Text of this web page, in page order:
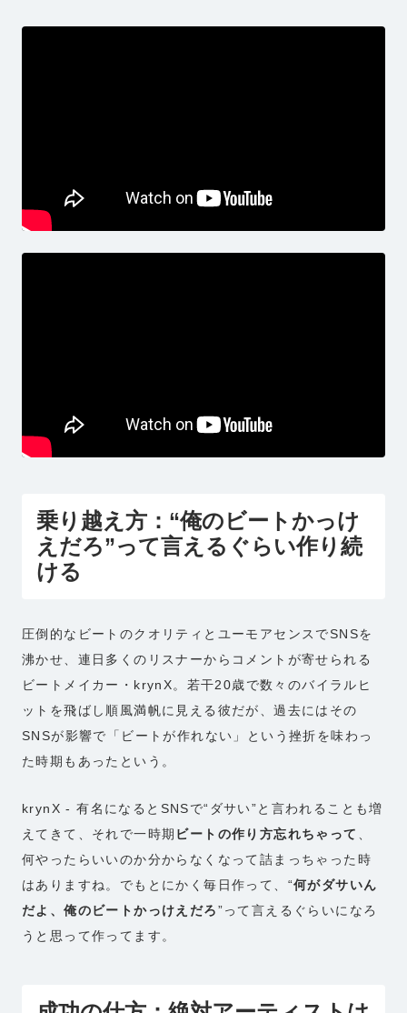
乗り越え方：“俺のビートかっけ
えだろ”って言えるぐらい作り続
ける
圧倒的なビートのクオリティとユーモアセンスでSNSを
沸かせ、連日多くのリスナーからコメントが寄せられる
ビートメイカー・krynX。若干20歳で数々のバイラルヒ
ットを飛ばし順風満帆に見える彼だが、過去にはその
SNSが影響で「ビートが作れない」という挫折を味わっ
た時期もあったという。
krynX - 有名になるとSNSで“ダサい”と言われることも増
えてきて、それで一時期 ビートの作り方忘れちゃって
何やったらいいのか分からなくなって詰まっちゃった時
はありますね。でもとにかく毎日作って、“何がダサいん
だよ、俺のビートかっけえだろ”って言えるぐらいになろ
うと思って作ってます。